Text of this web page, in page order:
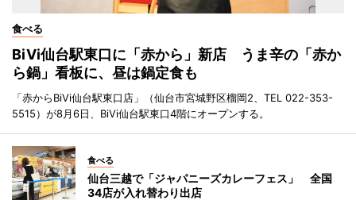
食べる
BiVi仙台駅東口に「赤から」新店 うま辛の「赤か
ら鍋」看板に、昼は鍋定食も
「赤からBiVi仙台駅東口店」（仙台市宮城野区榴岡2、TEL 022-353-
5515）が8月6日、BiVi仙台駅東口4階にオープンする。
食べる
仙台三越で「ジャパニーズカレーフェス」 全国
34店が入れ替わり出店